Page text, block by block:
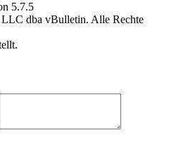
5.7.5
dba vBulletin. Alle Rechte